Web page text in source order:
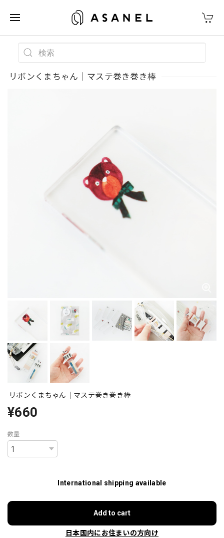
リボンくまちゃん｜マステ巻き巻き棒
リボンくまちゃん｜マステ巻き巻き棒
¥660
数量
International shipping available
Add to cart
日本国内にお住まいの方向け